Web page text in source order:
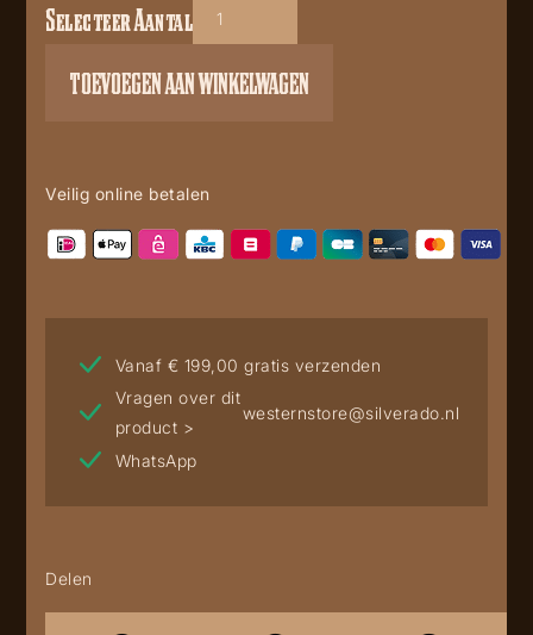
BT57
Selecteer Aantal
TOEVOEGEN AAN WINKELWAGEN
Veilig online betalen
Vanaf € 199,00 gratis verzenden
Vragen over dit
product >
westernstore@silverado.nl
WhatsApp
Delen